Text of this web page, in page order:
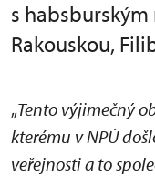
s
Rakouskou,
„Tento výjimečný
kterému v NPÚ
veřejnosti a to